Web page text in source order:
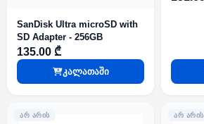
SanDisk Ultra microSD with
SD Adapter - 256GB
135.00 ₾
კალათაში
ᲐᲠ ᲐᲠᲘᲡ ᲐᲠ ᲐᲠᲘᲡ